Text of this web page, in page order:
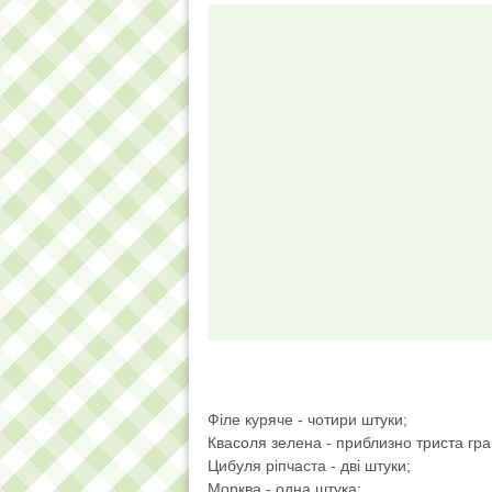
Філе куряче - чотири штуки;
Квасоля зелена - приблизно триста
Цибуля ріпчаста - дві штуки;